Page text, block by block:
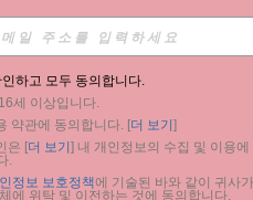
하고 모두 동의합니다.
세 이상입니다.
약관에 동의합니다. [더 보기 ]
은 [더 보기 ] 내 개인정보의 수집 및 이용에
.
정보 보호정책에 기술된 바와 같이 귀사
에 위탁 및 이전하는 것에 동의합니다.